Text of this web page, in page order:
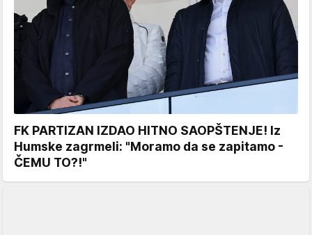
FK PARTIZAN IZDAO HITNO SAOPŠTENJE! Iz
Humske zagrmeli: "Moramo da se zapitamo -
ČEMU TO?!"